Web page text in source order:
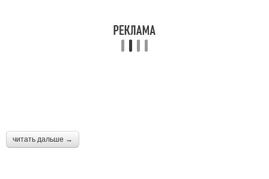
читать дальше →